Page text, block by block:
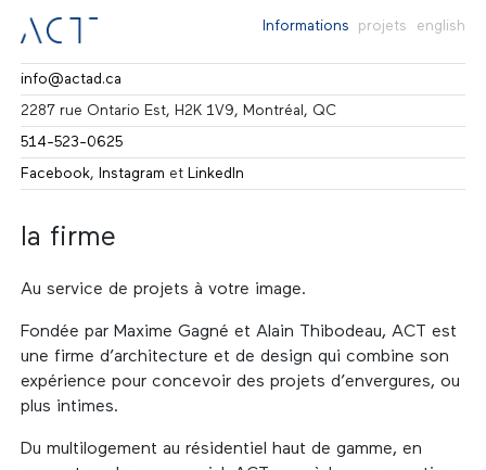
Informations projets english
info@actad.ca
2287 rue Ontario Est, H2K 1V9, Montréal, QC
514-523-0625
Facebook, Instagram et LinkedIn
la firme
Au service de projets à votre image.
Fondée par Maxime Gagné et Alain Thibodeau, ACT est
une firme d’architecture et de design qui combine son
expérience pour concevoir des projets d’envergures, ou
plus intimes.
Du multilogement au résidentiel haut de gamme, en